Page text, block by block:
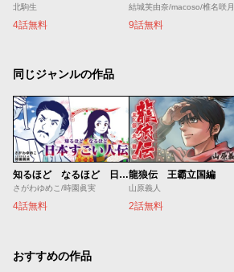
北駒生
4話無料
結城芙由奈/macoso/椎名咲月
9話無料
同じジャンルの作品
知るほど なるほど 日本すごい人伝
さがわゆめこ/時園眞実
4話無料
龍狼伝 王霸立国編
山原義人
2話無料
おすすめの作品